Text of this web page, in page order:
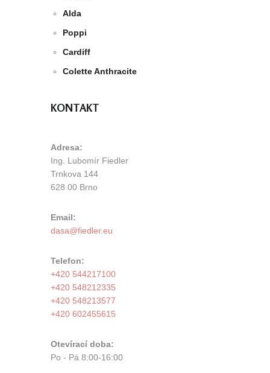
Alda
Poppi
Cardiff
Colette Anthracite
KONTAKT
Adresa:
Ing. Lubomír Fiedler
Trnkova 144
628 00 Brno
Email:
Telefon:
+420 544217100
+420 548212335
+420 548213577
+420 602455615
Otevírací doba:
Po - Pá 8:00-16:00